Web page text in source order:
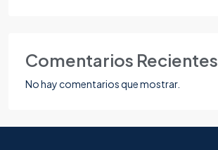
Comentarios Recientes
No hay comentarios que mostrar.